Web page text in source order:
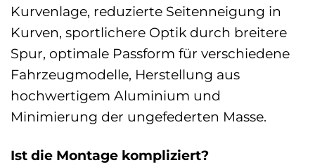
Kurvenlage, reduzierte Seitenneigung in
Kurven, sportlichere Optik durch breitere
Spur, optimale Passform für verschiedene
Fahrzeugmodelle, Herstellung aus
hochwertigem Aluminium und
Minimierung der ungefederten Masse.
Ist die Montage kompliziert?